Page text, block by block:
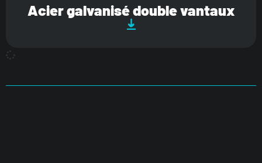
Acier galvanisé double vantaux